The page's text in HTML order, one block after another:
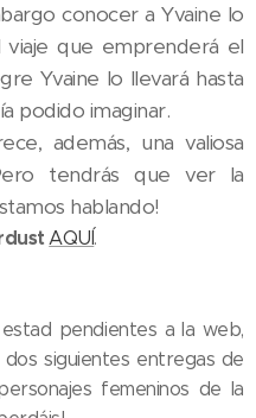
conocer a Yvaine lo
viaje que emprenderá el
Yvaine lo llevará hasta
podido imaginar.
además, una valiosa
tendrás que ver la
hablando!
AQUÍ.
pendientes a la web,
siguientes entregas de
femeninos de la